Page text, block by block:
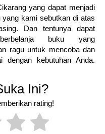
yang dapat menjadi
kami sebutkan di atas
Dan tentunya dapat
buku yang
ragu untuk mencoba dan
kebutuhan Anda.
Ini?
rating!